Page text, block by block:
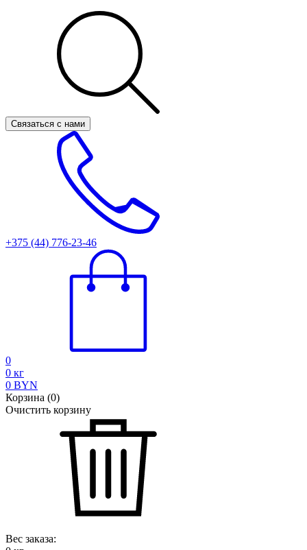
Связаться с нами
+375 (44) 776-23-46
0
0 кг
0 BYN
Корзина (0)
Очистить корзину
Вес заказа: